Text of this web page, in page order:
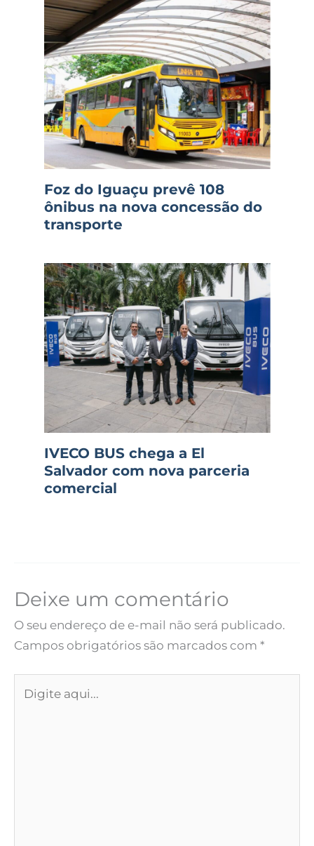
Foz do Iguaçu prevê 108
ônibus na nova concessão do
transporte
IVECO BUS chega a El
Salvador com nova parceria
comercial
Deixe um comentário
O seu endereço de e-mail não será publicado.
Campos obrigatórios são marcados com *
aqui...